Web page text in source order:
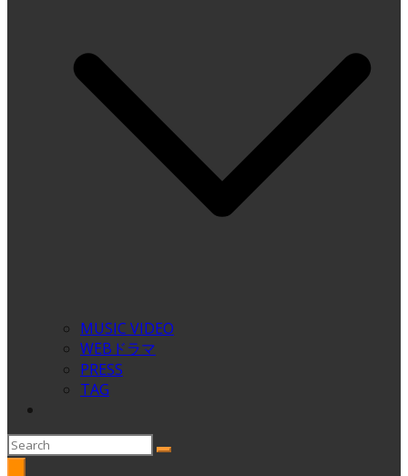
MUSIC VIDEO
WEBドラマ
PRESS
TAG